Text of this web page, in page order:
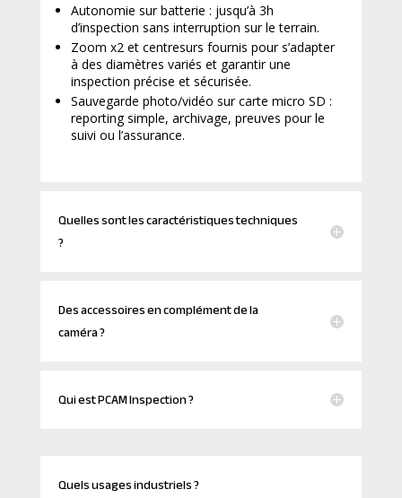
Autonomie sur batterie : jusqu’à 3h
d’inspection sans interruption sur le terrain.
Zoom x2 et centresurs fournis pour s’adapter
à des diamètres variés et garantir une
inspection précise et sécurisée.
Sauvegarde photo/vidéo sur carte micro SD :
reporting simple, archivage, preuves pour le
suivi ou l’assurance.
Quelles sont les caractéristiques techniques
?
Des accessoires en complément de la
caméra ?
Qui est PCAM Inspection ?
Quels usages industriels ?